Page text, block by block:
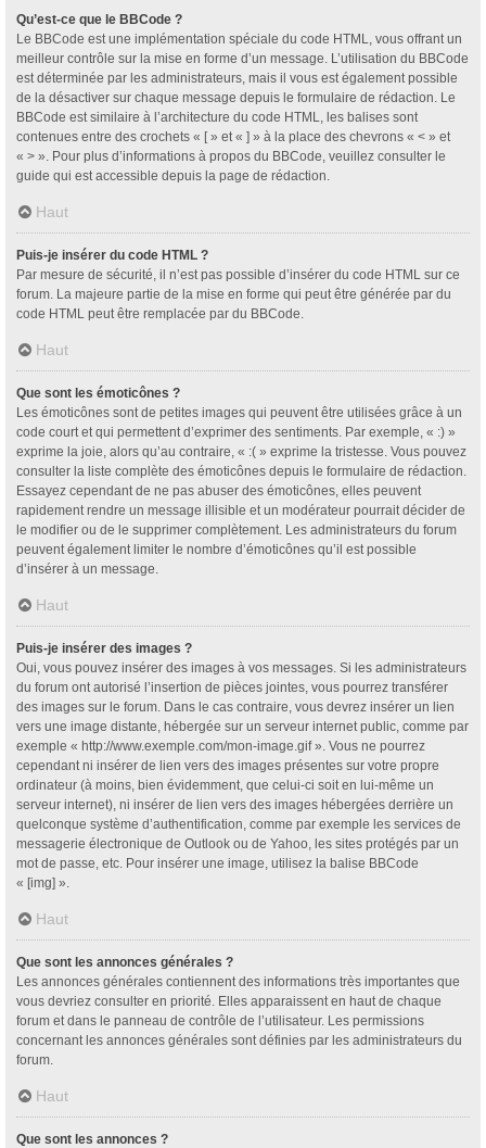
Qu’est-ce que le BBCode ?
Le BBCode est une implémentation spéciale du code HTML, vous offrant un
meilleur contrôle sur la mise en forme d’un message. L’utilisation du BBCode
est déterminée par les administrateurs, mais il vous est également possible
de la désactiver sur chaque message depuis le formulaire de rédaction. Le
BBCode est similaire à l’architecture du code HTML, les balises sont
contenues entre des crochets « [ » et « ] » à la place des chevrons « < » et
« > ». Pour plus d’informations à propos du BBCode, veuillez consulter le
guide qui est accessible depuis la page de rédaction.
Haut
Puis-je insérer du code HTML ?
Par mesure de sécurité, il n’est pas possible d’insérer du code HTML sur ce
forum. La majeure partie de la mise en forme qui peut être générée par du
code HTML peut être remplacée par du BBCode.
Haut
Que sont les émoticônes ?
Les émoticônes sont de petites images qui peuvent être utilisées grâce à un
code court et qui permettent d’exprimer des sentiments. Par exemple, « :) »
exprime la joie, alors qu’au contraire, « :( » exprime la tristesse. Vous pouvez
consulter la liste complète des émoticônes depuis le formulaire de rédaction.
Essayez cependant de ne pas abuser des émoticônes, elles peuvent
rapidement rendre un message illisible et un modérateur pourrait décider de
le modifier ou de le supprimer complètement. Les administrateurs du forum
peuvent également limiter le nombre d’émoticônes qu’il est possible
d’insérer à un message.
Haut
Puis-je insérer des images ?
Oui, vous pouvez insérer des images à vos messages. Si les administrateurs
du forum ont autorisé l’insertion de pièces jointes, vous pourrez transférer
des images sur le forum. Dans le cas contraire, vous devrez insérer un lien
vers une image distante, hébergée sur un serveur internet public, comme par
exemple « http://www.exemple.com/mon-image.gif ». Vous ne pourrez
cependant ni insérer de lien vers des images présentes sur votre propre
ordinateur (à moins, bien évidemment, que celui-ci soit en lui-même un
serveur internet), ni insérer de lien vers des images hébergées derrière un
quelconque système d’authentification, comme par exemple les services de
messagerie électronique de Outlook ou de Yahoo, les sites protégés par un
mot de passe, etc. Pour insérer une image, utilisez la balise BBCode
« [img] ».
Haut
Que sont les annonces générales ?
Les annonces générales contiennent des informations très importantes que
vous devriez consulter en priorité. Elles apparaissent en haut de chaque
forum et dans le panneau de contrôle de l’utilisateur. Les permissions
concernant les annonces générales sont définies par les administrateurs du
forum.
Haut
Que sont les annonces ?